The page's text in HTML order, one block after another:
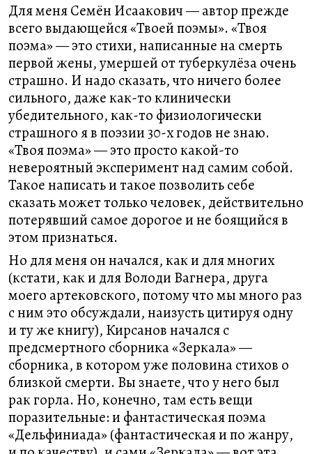
Для меня Семён Исаакович — автор прежде
всего выдающейся «Твоей поэмы». «Твоя
поэма» — это стихи, написанные на смерть
первой жены, умершей от туберкулёза очень
страшно. И надо сказать, что ничего более
сильного, даже как-то клинически
убедительного, как-то физиологически
страшного я в поэзии 30-х годов не знаю.
«Твоя поэма» — это просто какой-то
невероятный эксперимент над самим собой.
Такое написать и такое позволить себе
сказать может только человек, действительно
потерявший самое дорогое и не боящийся в
этом признаться.
Но для меня он начался, как и для многих
(кстати, как и для Володи Вагнера, друга
моего артековского, потому что мы много раз
с ним это обсуждали, наизусть цитируя одну
и ту же книгу), Кирсанов начался с
предсмертного сборника «Зеркала» —
сборника, в котором уже половина стихов о
близкой смерти. Вы знаете, что у него был
рак горла. Но, конечно, там есть вещи
поразительные: и фантастическая поэма
«Дельфиниада» (фантастическая и по жанру,